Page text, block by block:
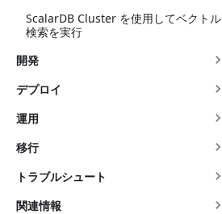
ScalarDB Cluster を使用してベクトル
検索を実行
開発
デプロイ
運用
移行
トラブルシュート
関連情報